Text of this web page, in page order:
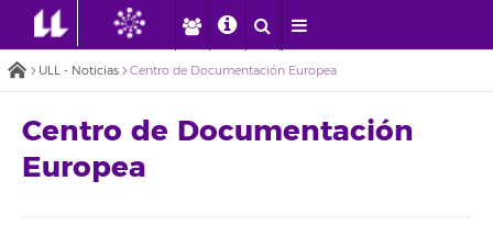
ULL - Noticias Centro de Documentación Europea
Centro de Documentación
Europea